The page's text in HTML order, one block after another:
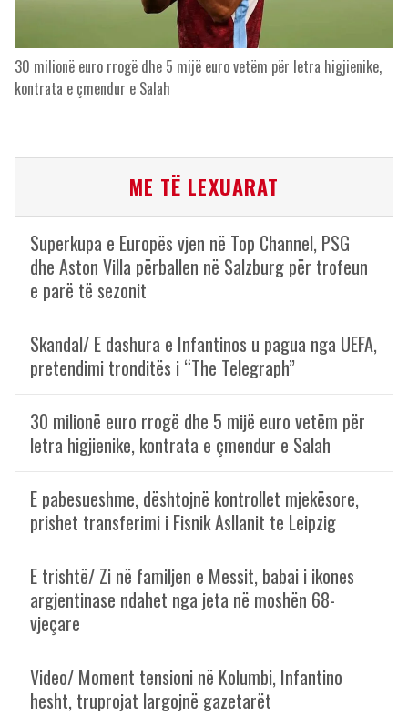
30 milionë euro rrogë dhe 5 mijë euro vetëm për letra higjienike,
kontrata e çmendur e Salah
ME TË LEXUARAT
Superkupa e Europës vjen në Top Channel, PSG
dhe Aston Villa përballen në Salzburg për trofeun
e parë të sezonit
Skandal/ E dashura e Infantinos u pagua nga UEFA,
pretendimi tronditës i “The Telegraph”
30 milionë euro rrogë dhe 5 mijë euro vetëm për
letra higjienike, kontrata e çmendur e Salah
E pabesueshme, dështojnë kontrollet mjekësore,
prishet transferimi i Fisnik Asllanit te Leipzig
E trishtë/ Zi në familjen e Messit, babai i ikones
argjentinase ndahet nga jeta në moshën 68-
vjeçare
Video/ Moment tensioni në Kolumbi, Infantino
hesht, truprojat largojnë gazetarët